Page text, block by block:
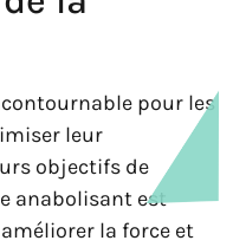
pour les
leur
objectifs de
anabolisant est
la force et